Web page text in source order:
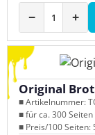
− +
Original
■ Artikelnummer:
■ für ca. 300 Seiten
■ Preis/100 Seiten: